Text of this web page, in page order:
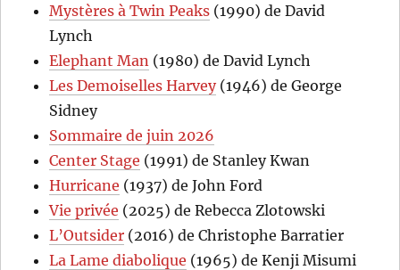
Mystères à Twin Peaks (1990) de David
Lynch
Elephant Man (1980) de David Lynch
Les Demoiselles Harvey(1946) de George
Sidney
Sommaire de juin 2026
Center Stage (1991) de Stanley Kwan
Hurricane (1937) de John Ford
Vie privée (2025) de Rebecca Zlotowski
L’Outsider (2016) de Christophe Barratier
La Lame diabolique (1965) de Kenji Misumi